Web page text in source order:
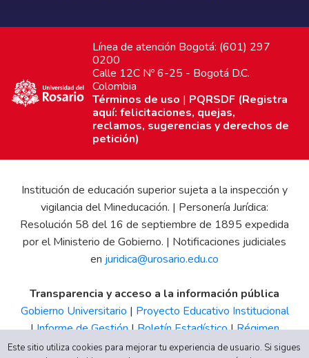
Línea de atención Bogotá: (601) 297
0200
Calle 12C Nº 6-25 - Bogotá D.C.
Colombia
Términos de uso | PQRSDF (Registra
aquí: felicitaciones, quejas,
reclamos, sugerencias y derechos de
petición)
Institución de educación superior sujeta a la inspección y
vigilancia del Mineducación. | Personería Jurídica:
Resolución 58 del 16 de septiembre de 1895 expedida
por el Ministerio de Gobierno. | Notificaciones judiciales
en juridica@urosario.edu.co
Transparencia y acceso a la información pública
Gobierno Universitario | Proyecto Educativo Institucional
|Informe de Gestión|Boletín Estadístico|Régimen
Tributario|Estados Financieros |Código de Ética| Canal
Este sitio utiliza cookies para mejorar tu experiencia de usuario. Si sigues